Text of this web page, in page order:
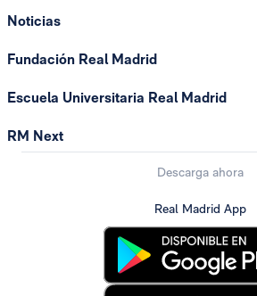
Noticias
Fundación Real Madrid
Escuela Universitaria Real Madrid
RM Next
Descarga ahora
Real Madrid App